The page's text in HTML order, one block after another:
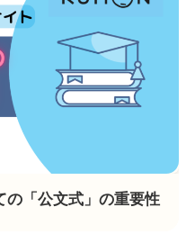
の「公文式」の重要性